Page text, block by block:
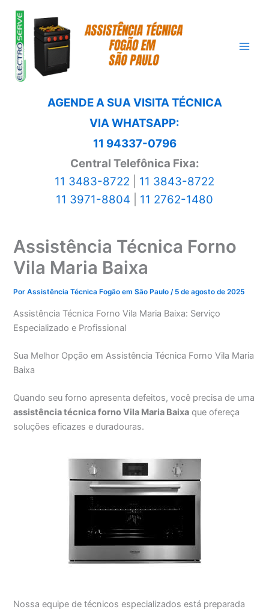
para
conteúdo
AGENDE A SUA VISITA TÉCNICA
VIA WHATSAPP:
11 94337-0796
Central Telefônica Fixa:
11 3483-8722
11 3843-8722
11 3971-8804
11 2762-1480
Assistência Técnica Forno
Vila Maria Baixa
PorAssistência Técnica Fogão em São Paulo/ 5 de agosto de 2025
Assistência Técnica Forno Vila Maria Baixa: Serviço
Especializado e Profissional
Sua Melhor Opção em Assistência Técnica Forno Vila Maria
Baixa
Quando seu forno apresenta defeitos, você precisa de uma
assistência técnica forno Vila Maria Baixa que ofereça
soluções eficazes e duradouras.
Nossa equipe de técnicos especializados está preparada